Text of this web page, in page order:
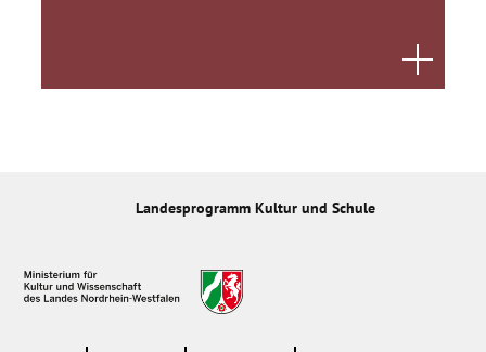
Landesprogramm Kultur und Schule